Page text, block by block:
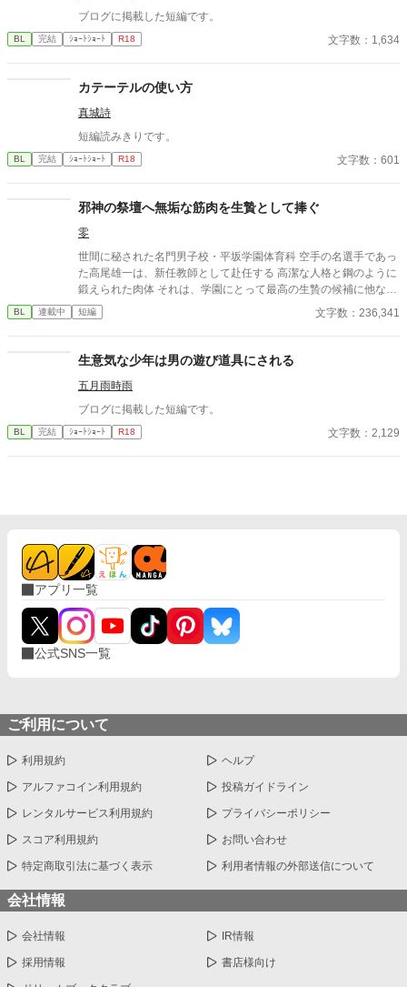
ブログに掲載した短編です。
BL 完結 ｼｮｰﾄｼｮｰﾄ R18 文字数：1,634
カテーテルの使い方
真城詩
短編読みきりです。
BL 完結 ｼｮｰﾄｼｮｰﾄ R18 文字数：601
邪神の祭壇へ無垢な筋肉を生贄として捧ぐ
零
世間に秘された名門男子校・平坂学園体育科 空手の名選手であっ
た高尾雄一は、新任教師として赴任する 高潔な人格と鋼のように
鍛えられた肉体 それは、学園にとって最高の生贄の候補に他なら
なかった 至高の筋肉を持つ、精神を削られ意志をなくした青年を
太古の神に捧げるため、“水”、“風”、“土”の信奉者達が暗躍する 意
校で繰り広げられるダークファンタジー
BL 連載中 短編 文字数：236,341
生意気な少年は男の遊び道具にされる
五月雨時雨
ブログに掲載した短編です。
BL 完結 ｼｮｰﾄｼｮｰﾄ R18 文字数：2,129
アプリ一覧
公式SNS一覧
ご利用について
利用規約 ヘルプ
アルファコイン利用規約 投稿ガイドライン
レンタルサービス利用規約 プライバシーポリシー
スコア利用規約 お問い合わせ
特定商取引法に基づく表示 利用者情報の外部送信について
会社情報
会社情報 IR情報
採用情報 書店様向け